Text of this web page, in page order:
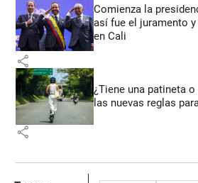
Comienza la
así fue el juramento
en Cali
share
¿Tiene una patineta
las nuevas reglas
share